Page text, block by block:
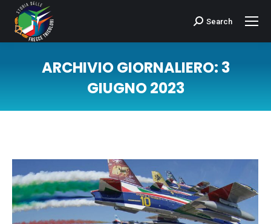
Cerca:Search
ARCHIVIO GIORNALIERO: 3
GIUGNO 2023